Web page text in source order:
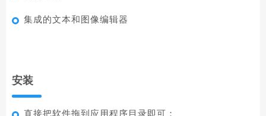
集成的文本和图像编辑器
安装
直接把软件拖到应用程序目录即可；